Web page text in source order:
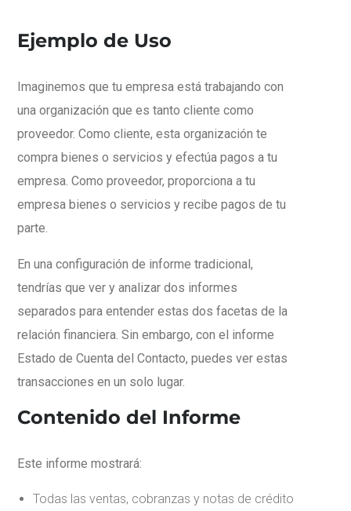
Ejemplo de Uso
Imaginemos que tu empresa está trabajando con
una organización que es tanto cliente como
proveedor. Como cliente, esta organización te
compra bienes o servicios y efectúa pagos a tu
empresa. Como proveedor, proporciona a tu
empresa bienes o servicios y recibe pagos de tu
parte.
En una configuración de informe tradicional,
tendrías que ver y analizar dos informes
separados para entender estas dos facetas de la
relación financiera. Sin embargo, con el informe
Estado de Cuenta del Contacto, puedes ver estas
transacciones en un solo lugar.
Contenido del Informe
Este informe mostrará:
Todas las ventas, cobranzas y notas de crédito